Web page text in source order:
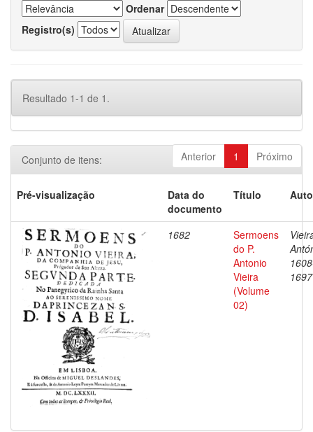
Ordenar
Registro(s)
Resultado 1-1 de 1.
Anterior 1 Próximo
Conjunto de itens:
Pré-visualização
Data do
documento
Título
1682
Sermoens
do P.
Antonio
Vieira
(Volume
02)
1697